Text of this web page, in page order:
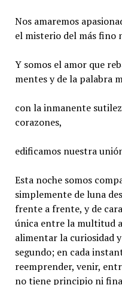
Nos amaremos
el misterio del más fino
Y somos el amor que
mentes y de la palabra
con la inmanente
corazones,
edificamos nuestra
Esta noche somos
simplemente de luna
frente a frente, y de
única entre la multitud
alimentar la curiosidad
segundo; en cada
reemprender, venir,
no tiene principio ni